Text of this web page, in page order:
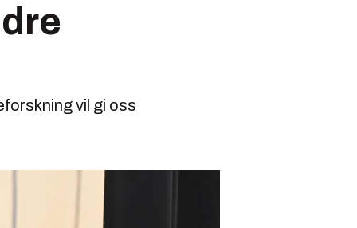
vil gi oss